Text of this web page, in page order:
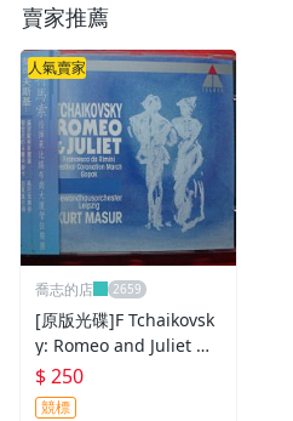
賣家推薦
人氣賣家
喬志的店
[原版光碟]F Tchaikovsk
y: Romeo and Juliet M
ADE IN GERMANY
$ 250
競標